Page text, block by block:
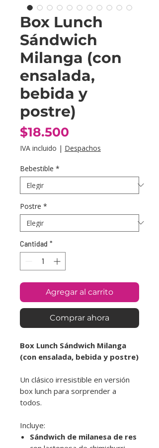
Box Lunch
Sándwich
Milanga (con
ensalada,
bebida y
postre)
$18.500
IVA incluido | Despachos
Bebestible *
Postre *
Cantidad *
Agregar al carrito
Comprar ahora
Box Lunch Sándwich Milanga
(con ensalada, bebida y postre)
Un clásico irresistible en versión
box lunch para sorprender a
todos.
Incluye:
Sándwich de milanesa de res